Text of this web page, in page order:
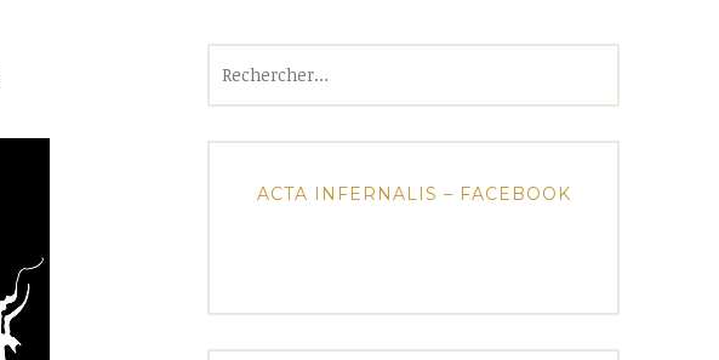
ACTA INFERNALIS – FACEBOOK